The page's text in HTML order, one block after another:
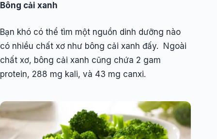
Bông cải xanh
Bạn khó có thể tìm một nguồn dinh dưỡng nào
có nhiều chất xơ như bông cải xanh đấy. Ngoài
chất xơ, bông cải xanh cũng chứa 2 gam
protein, 288 mg kali, và 43 mg canxi.